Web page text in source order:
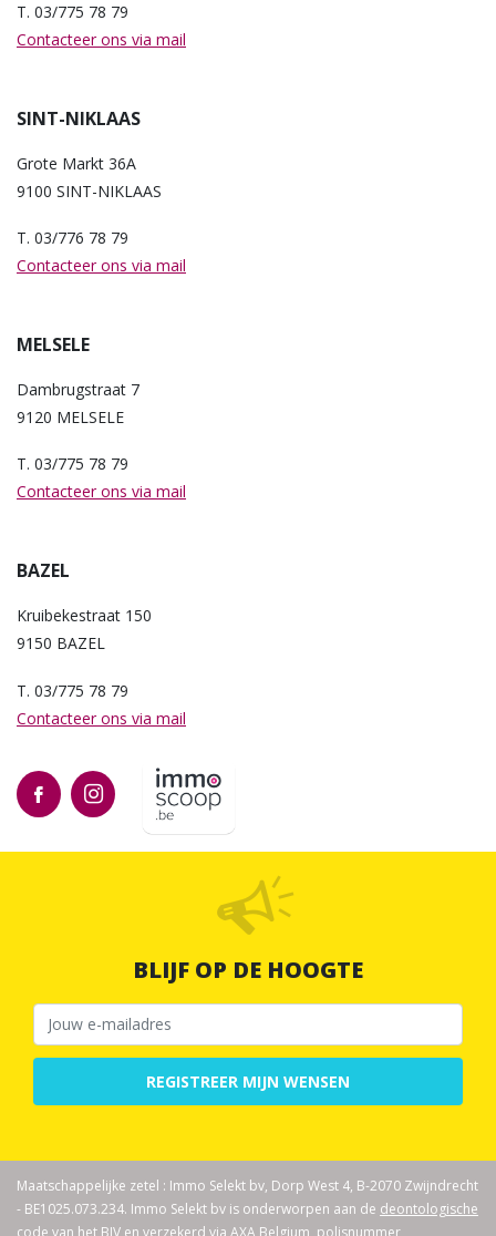
T. 03/775 78 79
Contacteer ons via mail
SINT-NIKLAAS
Grote Markt 36A
9100 SINT-NIKLAAS
T. 03/776 78 79
Contacteer ons via mail
MELSELE
Dambrugstraat 7
9120 MELSELE
T. 03/775 78 79
Contacteer ons via mail
BAZEL
Kruibekestraat 150
9150 BAZEL
T. 03/775 78 79
Contacteer ons via mail
BLIJF OP DE HOOGTE
REGISTREER MIJN WENSEN
Maatschappelijke zetel : Immo Selekt bv, Dorp West 4, B-2070 Zwijndrecht
- BE1025.073.234. Immo Selekt bv is onderworpen aan de deontologische
code van het BIV en verzekerd via AXA Belgium, polisnummer